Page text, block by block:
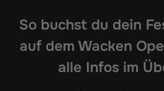
So buchst du dein
auf dem Wacken
alle Infos im